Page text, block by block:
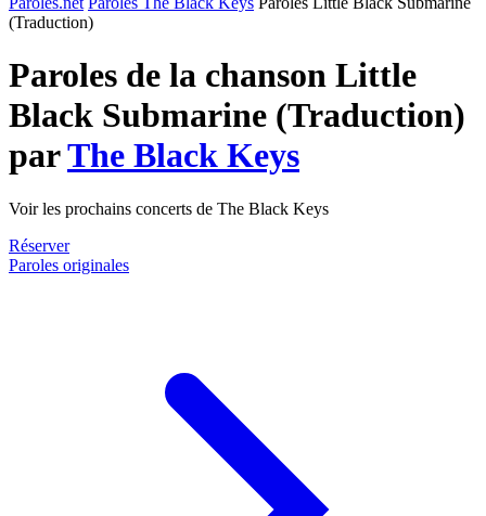
(Traduction)
Paroles de la chanson Little
Black Submarine (Traduction)
parThe Black Keys
Voir les prochains concerts de The Black Keys
Réserver
Paroles originales